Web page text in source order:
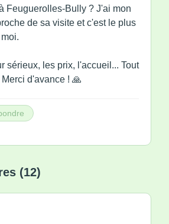
Feuguerolles-Bully ? J'ai mon
de sa visite et c'est le plus
sérieux, les prix, l'accueil... Tout
d'avance ! 🙏
(12)